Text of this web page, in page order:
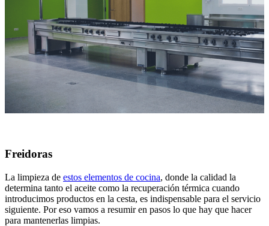
Freidoras
La limpieza de estos elementos de cocina, donde la calidad la
determina tanto el aceite como la recuperación térmica cuando
introducimos productos en la cesta, es indispensable para el servicio
siguiente. Por eso vamos a resumir en pasos lo que hay que hacer
para mantenerlas limpias.